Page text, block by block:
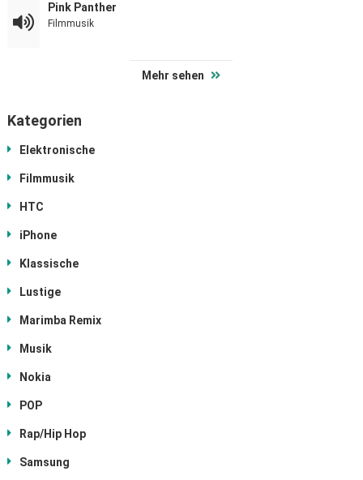
Pink Panther
Filmmusik
Mehr sehen
Kategorien
Elektronische
Filmmusik
HTC
iPhone
Klassische
Lustige
Marimba Remix
Musik
Nokia
POP
Rap/Hip Hop
Samsung